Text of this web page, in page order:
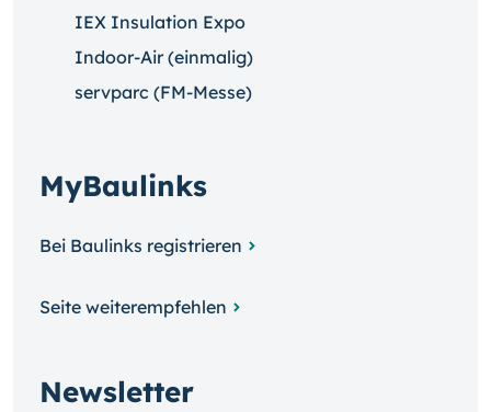
IEX Insulation Expo
Indoor-Air (einmalig)
servparc (FM-Messe)
MyBaulinks
Bei Baulinks registrieren
Seite weiterempfehlen
Newsletter